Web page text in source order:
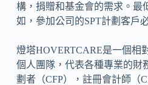
構，捐贈和基金會的需求。最
如，參加公司的SPT計劃客戶
燈塔HOVERTCARE是一個相
個人團隊，代表各種專業的財
劃者（CFP），註冊會計師（